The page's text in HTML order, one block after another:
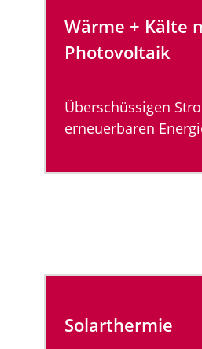
Wärme + Kälte
Photovoltaik
Überschüssigen
erneuerbaren
Solarthermie